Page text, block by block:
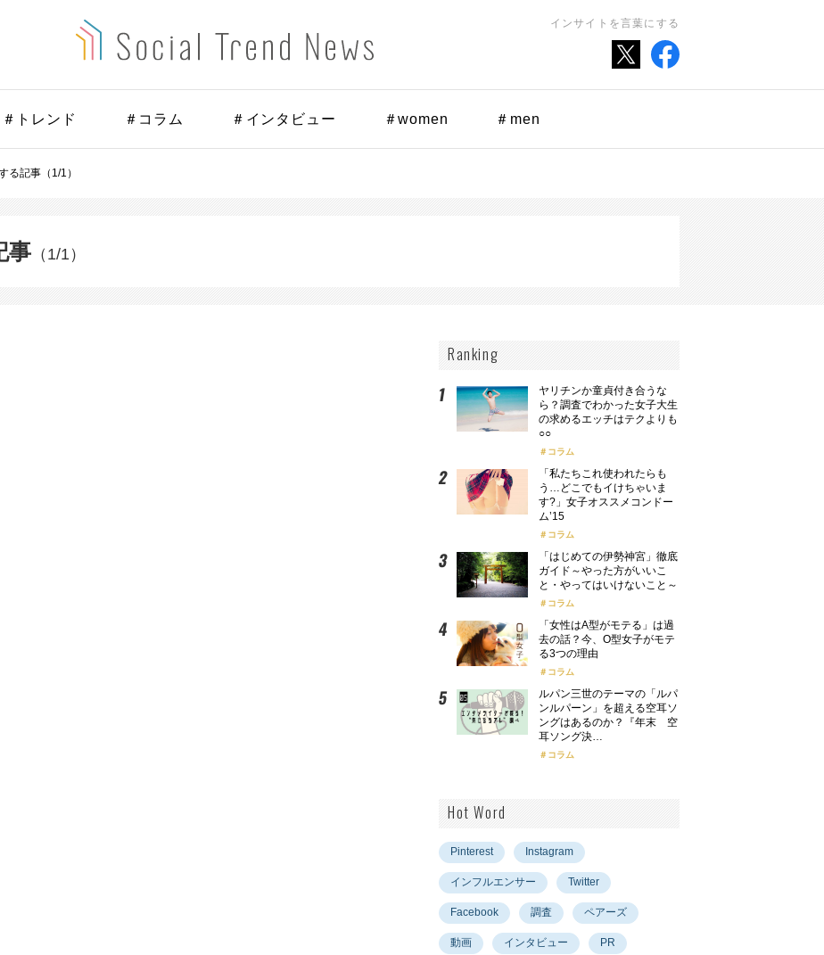
インサイトを言葉にする
＃トレンド ＃コラム ＃インタビュー ＃women ＃men
る記事（1/1）
事 （1/1）
Ranking
ヤリチンか童貞付き合うな
ら？調査でわかった女子大生
の求めるエッチはテクよりも
○○
コラム
「私たちこれ使われたらも
う…どこでもイけちゃいま
す?」女子オススメコンドー
ム’15
コラム
「はじめての伊勢神宮」徹底
ガイド～やった方がいいこ
と・やってはいけないこと～
コラム
「女性はA型がモテる」は過
去の話？今、O型女子がモテ
る3つの理由
コラム
ルパン三世のテーマの「ルパ
ンルパーン」を超える空耳ソ
ングはあるのか？『年末 空
耳ソング決…
コラム
Hot Word
Pinterest Instagram
インフルエンサー Twitter
Facebook 調査 ペアーズ
動画 インタビュー PR